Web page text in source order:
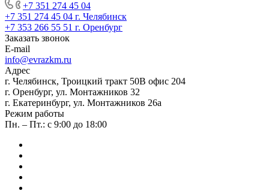
+7 351 274 45 04
+7 351 274 45 04 г. Челябинск
+7 353 266 55 51 г. Оренбург
Заказать звонок
E-mail
info@evrazkm.ru
Адрес
г. Челябинск, Троицкий тракт 50В офис 204
г. Оренбург, ул. Монтажников 32
г. Екатеринбург, ул. Монтажников 26а
Режим работы
Пн. – Пт.: с 9:00 до 18:00